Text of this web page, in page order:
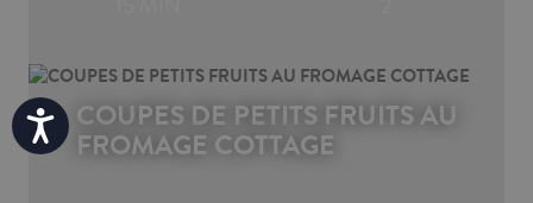
Accessibility
COUPES DE PETITS FRUITS AU
FROMAGE COTTAGE